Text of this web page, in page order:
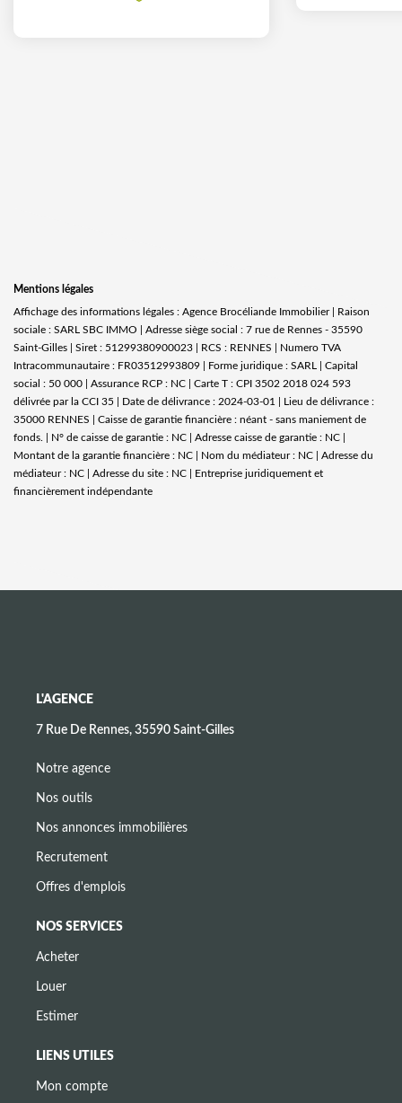
Mentions légales
Affichage des informations légales : Agence Brocéliande Immobilier | Raison
sociale : SARL SBC IMMO | Adresse siège social : 7 rue de Rennes - 35590
Saint-Gilles | Siret : 51299380900023 | RCS : RENNES | Numero TVA
Intracommunautaire : FR03512993809 | Forme juridique : SARL | Capital
social : 50 000 | Assurance RCP : NC | Carte T : CPI 3502 2018 024 593
délivrée par la CCI 35 | Date de délivrance : 2024-03-01 | Lieu de délivrance :
35000 RENNES | Caisse de garantie financière : néant - sans maniement de
fonds. | N° de caisse de garantie : NC | Adresse caisse de garantie : NC |
Montant de la garantie financière : NC | Nom du médiateur : NC | Adresse du
médiateur : NC | Adresse du site : NC | Entreprise juridiquement et
financièrement indépendante
L'AGENCE
7 Rue De Rennes, 35590 Saint-Gilles
Notre agence
Nos outils
Nos annonces immobilières
Recrutement
Offres d'emplois
NOS SERVICES
Acheter
Louer
Estimer
LIENS UTILES
Mon compte